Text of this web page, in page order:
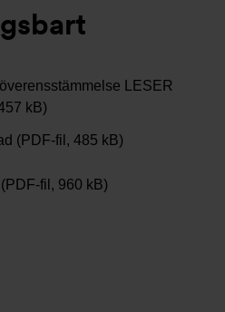
LESER
kB)
(PDF-fil, 485 kB)
fil, 960 kB)